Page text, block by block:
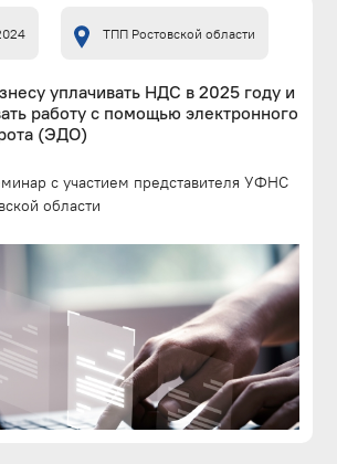
ТПП Ростовской области
уплачивать НДС в 2025 году и
работу с помощью электронного
(ЭДО)
с участием представителя УФНС
области